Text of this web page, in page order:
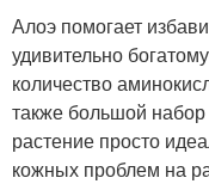
Алоэ помогает
удивительно
количество
также большой
растение просто
кожных проблем на